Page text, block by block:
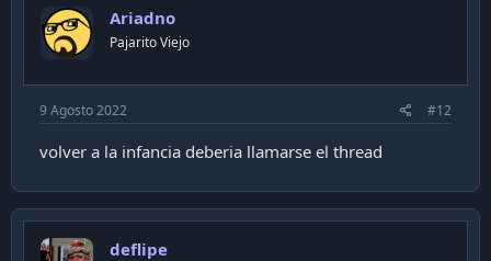
Ariadno
Pajarito Viejo
9 Agosto 2022 #12
volver a la infancia deberia llamarse el thread
deflipe